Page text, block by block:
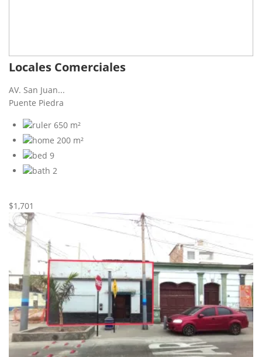
Locales Comerciales
AV. San Juan...
Puente Piedra
650 m²
200 m²
9
2
$1,701